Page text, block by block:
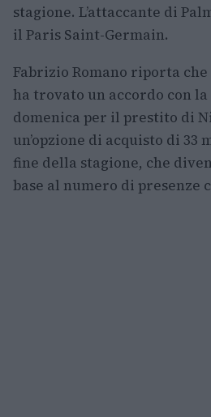
stagione. L’attaccante di
il Paris Saint-Germain.
Fabrizio Romano riporta
ha trovato un accordo con la
domenica per il prestito di
un’opzione di acquisto di
fine della stagione, che
base al numero di presenze